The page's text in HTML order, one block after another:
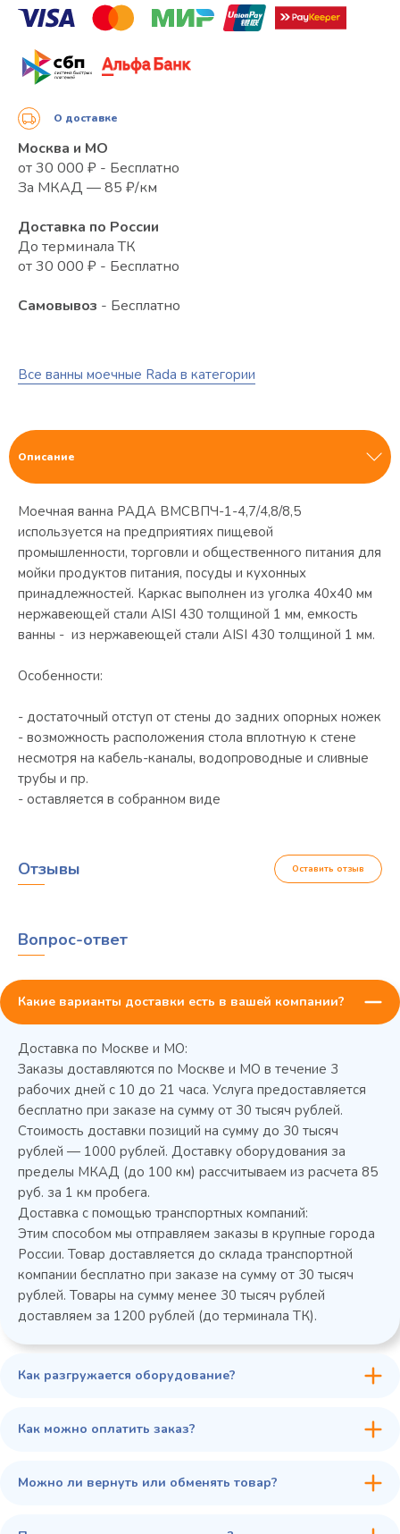
Все ванны моечные Rada в категории
О доставке
Москва и МО
от 30 000 ₽ - Бесплатно
За МКАД — 85 ₽/км
Доставка по России
До терминала ТК
от 30 000 ₽ - Бесплатно
Самовывоз - Бесплатно
Описание
Моечная ванна РАДА ВМСВПЧ-1-4,7/4,8/8,5 ​
используется на предприятиях пищевой
промышленности, торговли и общественного питания для
мойки продуктов питания, посуды и кухонных
принадлежностей. Каркас выполнен из уголка 40х40 мм
нержавеющей стали AISI 430 толщиной 1 мм, емкость
ванны - из нержавеющей стали AISI 430 толщиной 1 мм.
Особенности:
- достаточный отступ от стены до задних опорных ножек
- возможность расположения стола вплотную к стене
несмотря на кабель-каналы, водопроводные и сливные
трубы и пр.
- оставляется в собранном виде
Колода разрубочная КР-5/5
45 900 ₽
Отзывы Оставить отзыв
Вопрос-ответ
Какие варианты доставки есть в вашей компании?
Доставка по Москве и МО:
Заказы доставляются по Москве и МО в течение 3
рабочих дней с 10 до 21 часа. Услуга предоставляется
бесплатно при заказе на сумму от 30 тысяч рублей.
Стоимость доставки позиций на сумму до 30 тысяч
рублей — 1000 рублей. Доставку оборудования за
пределы МКАД (до 100 км) рассчитываем из расчета 85
руб. за 1 км пробега.
Доставка с помощью транспортных компаний:
Этим способом мы отправляем заказы в крупные города
России. Товар доставляется до склада транспортной
компании бесплатно при заказе на сумму от 30 тысяч
рублей. Товары на сумму менее 30 тысяч рублей
доставляем за 1200 рублей (до терминала ТК).
Как разгружается оборудование?
Как можно оплатить заказ?
Можно ли вернуть или обменять товар?